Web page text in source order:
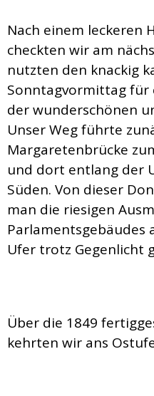
Nach einem leckeren
checkten wir am
nutzten den knackig
Sonntagvormittag für
der wunderschönen
Unser Weg führte
Margaretenbrücke
und dort entlang der
Süden. Von dieser
man die riesigen
Parlamentsgebäudes
Ufer trotz Gegenlicht
Über die 1849
kehrten wir ans